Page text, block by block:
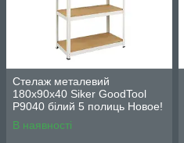
Стелаж металевий
180x90x40 Siker GoodTool
P9040 білий 5 полиць Новое!
В наявності